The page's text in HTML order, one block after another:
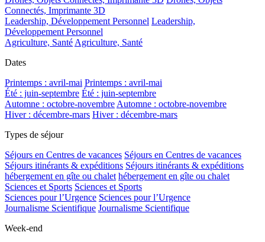
Connectés, Imprimante 3D
Leadership, Développement Personnel Leadership,
Développement Personnel
Agriculture, Santé Agriculture, Santé
Dates
Printemps : avril-mai Printemps : avril-mai
Été : juin-septembre Été : juin-septembre
Automne : octobre-novembre Automne : octobre-novembre
Hiver : décembre-mars Hiver : décembre-mars
Types de séjour
Séjours en Centres de vacances Séjours en Centres de vacances
Séjours itinérants & expéditions Séjours itinérants & expéditions
hébergement en gîte ou chalet hébergement en gîte ou chalet
Sciences et Sports Sciences et Sports
Sciences pour l’Urgence Sciences pour l’Urgence
Journalisme Scientifique Journalisme Scientifique
Week-end